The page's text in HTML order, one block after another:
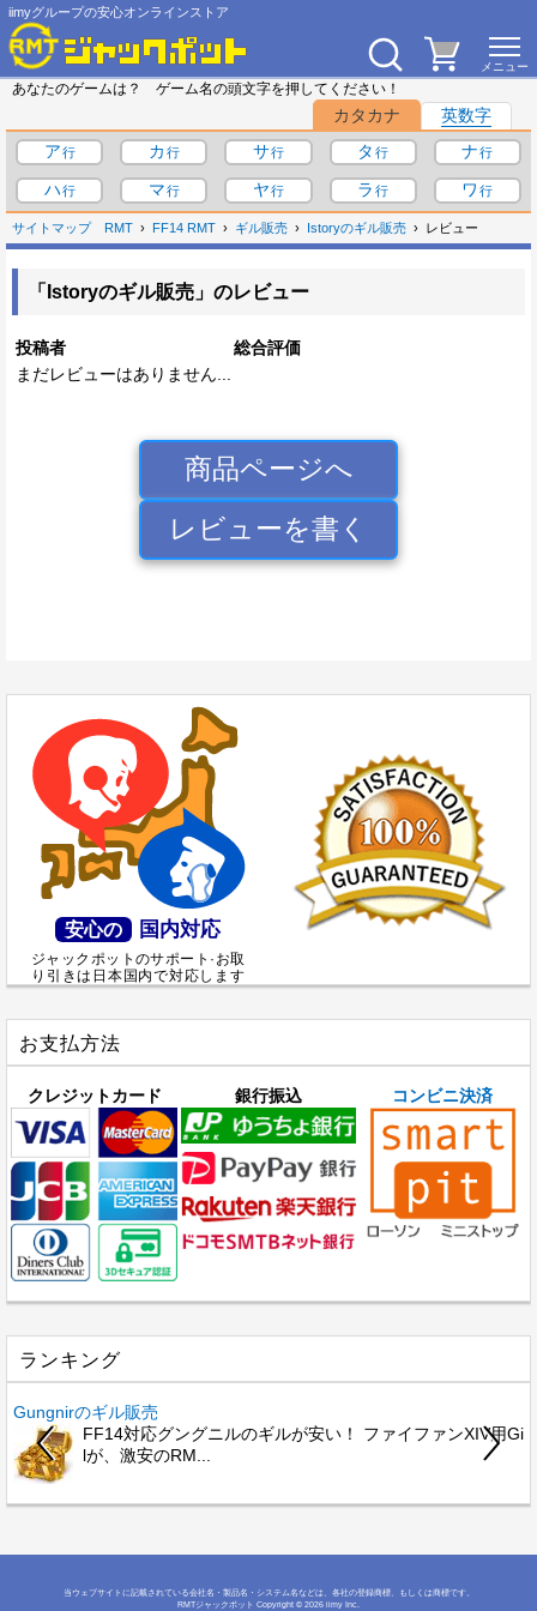
iimyグループの安心オンラインストア
あなたのゲームは？ ゲーム名の頭文字を押してください！
カタカナ
英数字
ア
カ サ タ
ナ
ハ
マ ヤ ラ ワ
サイトマップ RMT FF14 RMT ギル販売 Istoryのギル販売 レビュー
「Istoryのギル販売」のレビュー
投稿者
総合評価
まだレビューはありません...
商品ページへ
レビューを書く
安心の 国内対応
ジャックポットのサポート·お取
り引きは日本国内で対応します
お支払方法
クレジットカード 銀行振込 コンビニ決済
ランキング
Gungnirのギル販売
FF14対応グングニルのギルが安い！ ファイファンXIV用Gi
lが、激安のRM...
当ウェブサイトに記載されている会社名・製品名・システム名などは、各社の登録商標、もしくは商標です。
RMTジャックポット Copyright © 2026 iimy Inc.